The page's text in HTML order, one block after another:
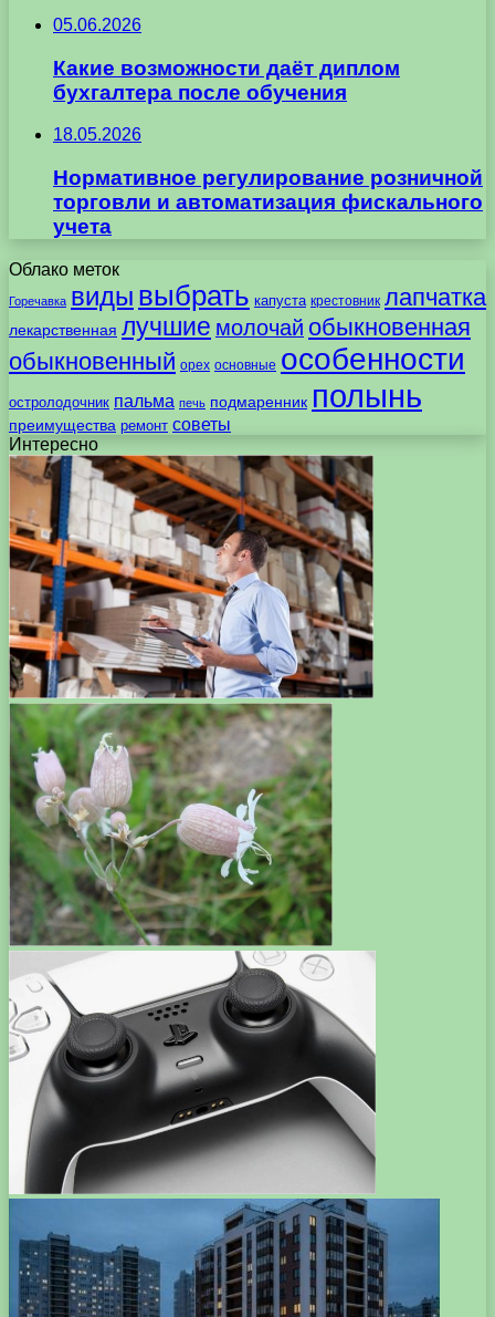
05.06.2026
Какие возможности даёт диплом
бухгалтера после обучения
18.05.2026
Нормативное регулирование розничной
торговли и автоматизация фискального
учета
Облако меток
Горечавка виды выбрать капуста крестовник лапчатка
лекарственная лучшие молочай обыкновенная
обыкновенный орех основные особенности
остролодочник пальма печь подмаренник полынь
преимущества ремонт советы
Интересно